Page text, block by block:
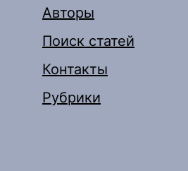
Авторы
Поиск статей
Контакты
Рубрики